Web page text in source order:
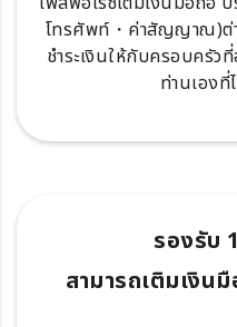
โทรศัพท์・ค่าสัญญาณ)ต่
ชำระเงินให้กับครอบครัว
ท่านเอง
รองรับ
สามารถเติมเงิน